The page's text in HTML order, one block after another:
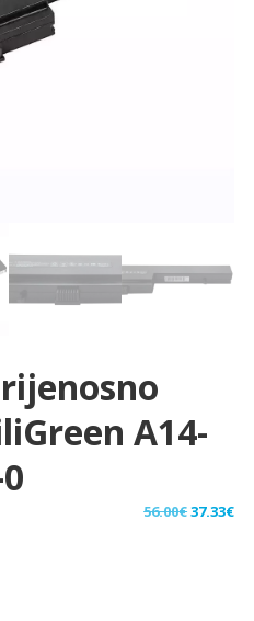
A14-
56.00€Izvorna
37.33€